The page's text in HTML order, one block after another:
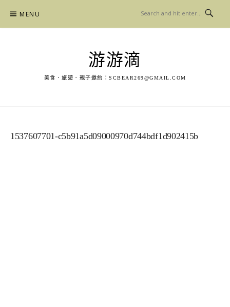
content
MENU
游游滴
美食．旅遊．親子邀約： SCBEAR269@GMAIL.COM
1537607701-c5b91a5d09000970d744bdf1d902415b